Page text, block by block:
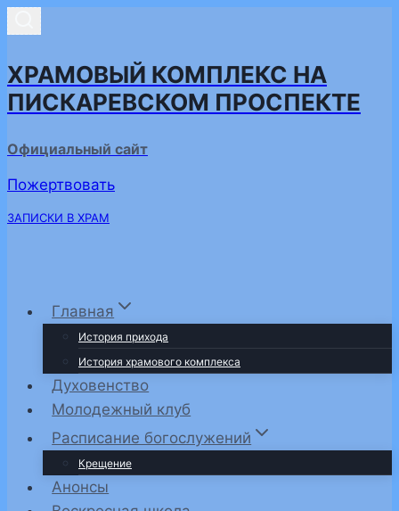
содержимому
ХРАМОВЫЙ КОМПЛЕКС НА
ПИСКАРЕВСКОМ ПРОСПЕКТЕ
Официальный сайт
Пожертвовать
ЗАПИСКИ В ХРАМ
Главная
История прихода
История храмового комплекса
Духовенство
Молодежный клуб
Расписание богослужений
Крещение
Анонсы